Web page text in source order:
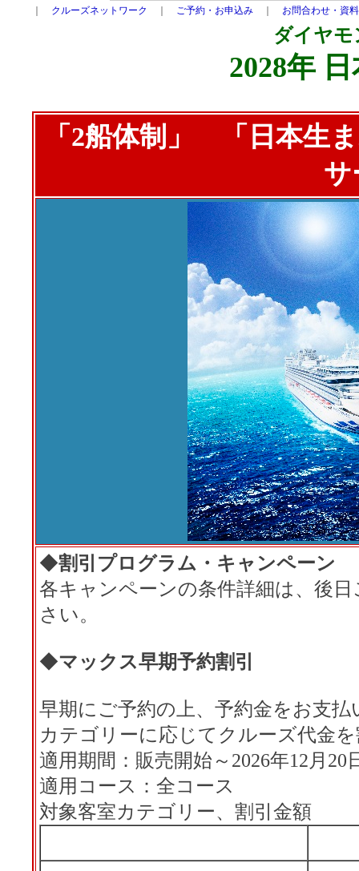
クルーズネットワーク ご予約・お申込み お問合わせ・資
ダイヤ
2028年
「2船体制」 「日本生
サ
◆割引プログラム・キャンペーン
各キャンペーンの条件詳細は、後
さい。
◆マックス早期予約割引
早期にご予約の上、予約金をお支
カテゴリーに応じてクルーズ代金
適用期間：販売開始～2026年12月20
適用コース：全コース
対象客室カテゴリー、割引金額